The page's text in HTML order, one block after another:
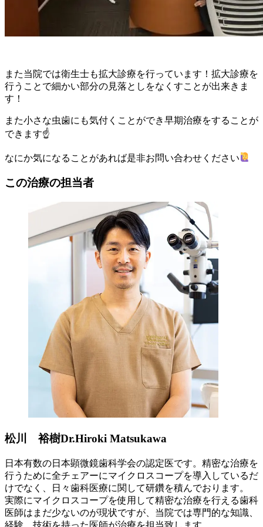
また当院では衛生士も拡大診療を行っています！拡大診療を
行うことで細かい部分の見落としをなくすことが出来きま
す！
また小さな虫歯にも気付くことができ早期治療をすることが
できます☝️
なにか気になることがあれば是非お問い合わせください
この治療の担当者
松川 裕樹Dr.Hiroki Matsukawa
日本有数の日本顕微鏡歯科学会の認定医です。精密な治療を
行うために全チェアーにマイクロスコープを導入しているだ
けでなく、日々歯科医療に関して研鑽を積んでおります。
実際にマイクロスコープを使用して精密な治療を行える歯科
医師はまだ少ないのが現状ですが、当院では専門的な知識、
経験、技術を持った医師が治療を担当致します。